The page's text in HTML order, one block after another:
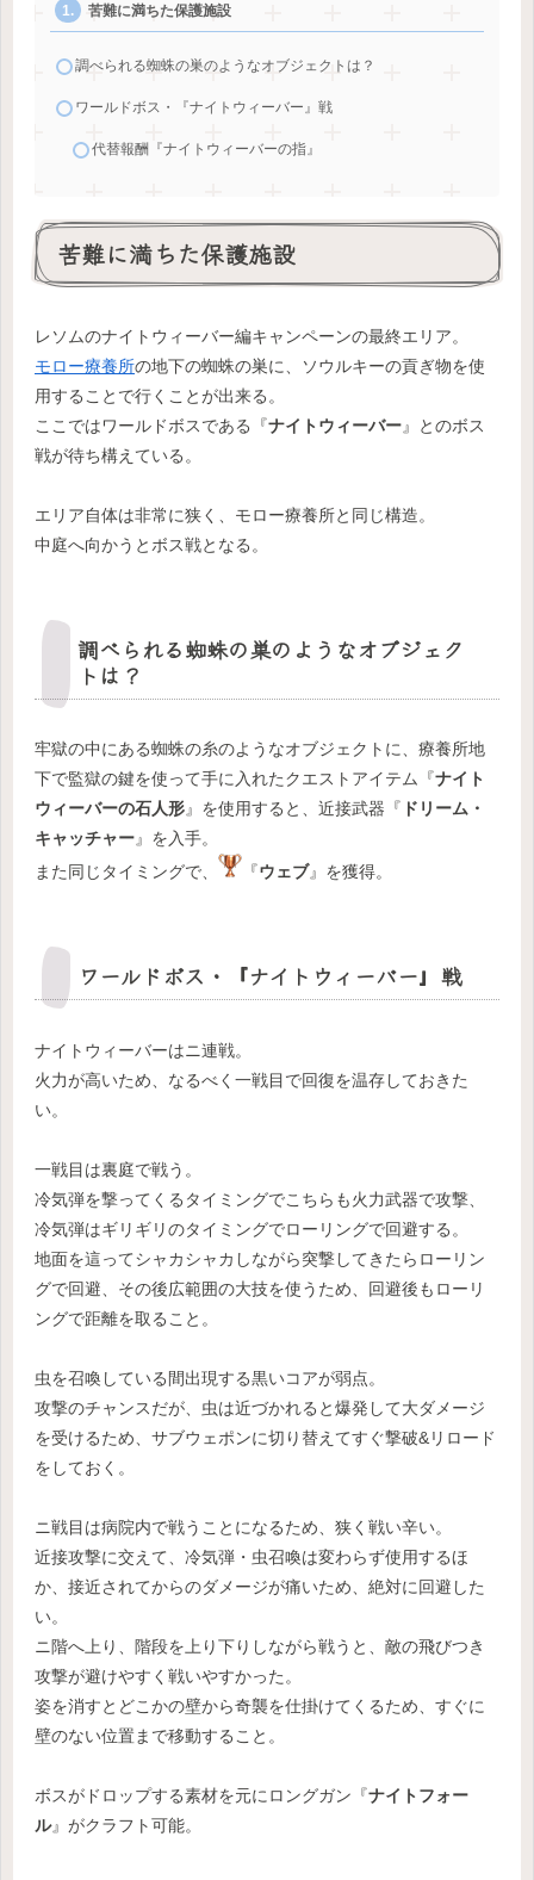
苦難に満ちた保護施設
調べられる蜘蛛の巣のようなオブジェクトは？
ワールドボス・『ナイトウィーバー』戦
代替報酬『ナイトウィーバーの指』
苦難に満ちた保護施設
レソムのナイトウィーバー編キャンペーンの最終エリア。
モロー療養所の地下の蜘蛛の巣に、ソウルキーの貢ぎ物を使
用することで行くことが出来る。
ここではワールドボスである『ナイトウィーバー』とのボス
戦が待ち構えている。
エリア自体は非常に狭く、モロー療養所と同じ構造。
中庭へ向かうとボス戦となる。
調べられる蜘蛛の巣のようなオブジェク
トは？
牢獄の中にある蜘蛛の糸のようなオブジェクトに、療養所地
下で監獄の鍵を使って手に入れたクエストアイテム『ナイト
ウィーバーの石人形』を使用すると、近接武器『 ドリーム・
キャッチャー』を入手。
また同じタイミングで、
『ウェブ』を獲得。
ワールドボス・『ナイトウィーバー』戦
ナイトウィーバーはニ連戦。
火力が高いため、なるべく一戦目で回復を温存しておきた
い。
一戦目は裏庭で戦う。
冷気弾を撃ってくるタイミングでこちらも火力武器で攻撃、
冷気弾はギリギリのタイミングでローリングで回避する。
地面を這ってシャカシャカしながら突撃してきたらローリン
グで回避、その後広範囲の大技を使うため、回避後もローリ
ングで距離を取ること。
虫を召喚している間出現する黒いコアが弱点。
攻撃のチャンスだが、虫は近づかれると爆発して大ダメージ
を受けるため、サブウェポンに切り替えてすぐ撃破&リロード
をしておく。
ニ戦目は病院内で戦うことになるため、狭く戦い辛い。
近接攻撃に交えて、冷気弾・虫召喚は変わらず使用するほ
か、接近されてからのダメージが痛いため、絶対に回避した
い。
ニ階へ上り、階段を上り下りしながら戦うと、敵の飛びつき
攻撃が避けやすく戦いやすかった。
姿を消すとどこかの壁から奇襲を仕掛けてくるため、すぐに
壁のない位置まで移動すること。
ボスがドロップする素材を元にロングガン『ナイトフォー
ル』がクラフト可能。